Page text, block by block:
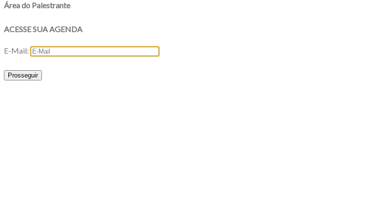
Área do Palestrante
ACESSE SUA AGENDA
E-Mail:
Prosseguir